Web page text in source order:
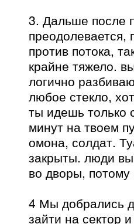
3. Дальше после
против потока,
крайне тяжело.
логично
любое стекло,
ты идешь только
минут на твоем
омона, солдат.
закрыты. люди
во дворы,
4 Мы добрались
зайти на сектор